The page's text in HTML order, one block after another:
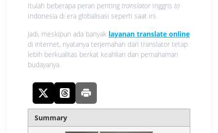
Itulah beberapa peran penting translatorInggris to
Indonesia di era globalisasi seperti saat ini.
Jadi, meskipun ada banyak layanan translate online
di internet, nyatanya terjemahan dari translator tetap
lebih berkualitas berkat keahlian dan pemahaman
budayanya.
Summary